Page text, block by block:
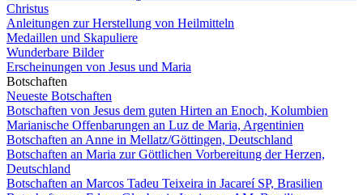
Christus
Anleitungen zur Herstellung von Heilmitteln
Medaillen und Skapuliere
Wunderbare Bilder
Erscheinungen von Jesus und Maria
Botschaften
Neueste Botschaften
Botschaften von Jesus dem guten Hirten an Enoch, Kolumbien
Marianische Offenbarungen an Luz de Maria, Argentinien
Botschaften an Anne in Mellatz/Göttingen, Deutschland
Botschaften an Maria zur Göttlichen Vorbereitung der Herzen,
Deutschland
Botschaften an Marcos Tadeu Teixeira in Jacareí SP, Brasilien